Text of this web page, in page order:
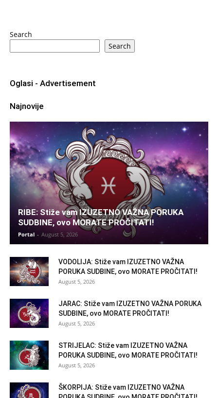
Search
Search
Oglasi - Advertisement
Najnovije
RIBE: Stiže vam IZUZETNO VAŽNA PORUKA
SUDBINE, ovo MORATE PROČITATI!
Portal - August 5, 2026
VODOLIJA: Stiže vam IZUZETNO VAŽNA
PORUKA SUDBINE, ovo MORATE PROČITATI!
August 5, 2026
JARAC: Stiže vam IZUZETNO VAŽNA PORUKA
SUDBINE, ovo MORATE PROČITATI!
August 5, 2026
STRIJELAC: Stiže vam IZUZETNO VAŽNA
PORUKA SUDBINE, ovo MORATE PROČITATI!
August 5, 2026
ŠKORPIJA: Stiže vam IZUZETNO VAŽNA